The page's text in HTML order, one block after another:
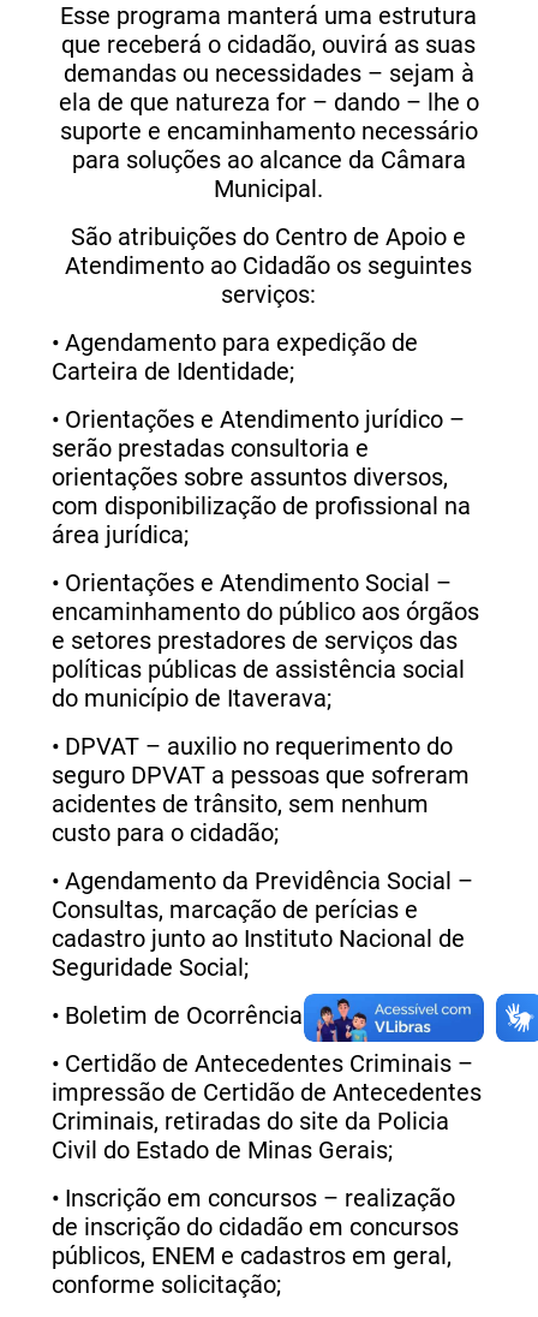
Esse programa manterá uma estrutura
que receberá o cidadão, ouvirá as suas
demandas ou necessidades – sejam à
ela de que natureza for – dando – lhe o
suporte e encaminhamento necessário
para soluções ao alcance da Câmara
Municipal.
São atribuições do Centro de Apoio e
Atendimento ao Cidadão os seguintes
serviços:
• Agendamento para expedição de
Carteira de Identidade;
• Orientações e Atendimento jurídico –
serão prestadas consultoria e
orientações sobre assuntos diversos,
com disponibilização de profissional na
área jurídica;
• Orientações e Atendimento Social –
encaminhamento do público aos órgãos
e setores prestadores de serviços das
políticas públicas de assistência social
do município de Itaverava;
• DPVAT – auxilio no requerimento do
seguro DPVAT a pessoas que sofreram
acidentes de trânsito, sem nenhum
custo para o cidadão;
• Agendamento da Previdência Social –
Consultas, marcação de perícias e
cadastro junto ao Instituto Nacional de
Seguridade Social;
• Boletim de Ocorrência Online;
• Certidão de Antecedentes Criminais –
impressão de Certidão de Antecedentes
Criminais, retiradas do site da Policia
Civil do Estado de Minas Gerais;
• Inscrição em concursos – realização
de inscrição do cidadão em concursos
públicos, ENEM e cadastros em geral,
conforme solicitação;